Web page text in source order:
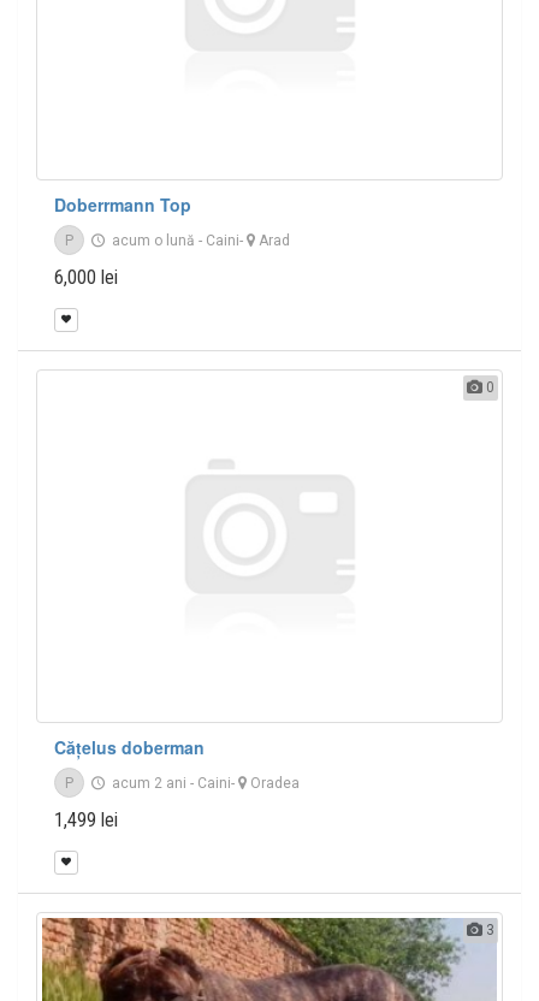
Doberrmann Top
P acum o lună - Caini- Arad
6,000 lei
0
Cățelus doberman
P acum 2 ani - Caini- Oradea
1,499 lei
3